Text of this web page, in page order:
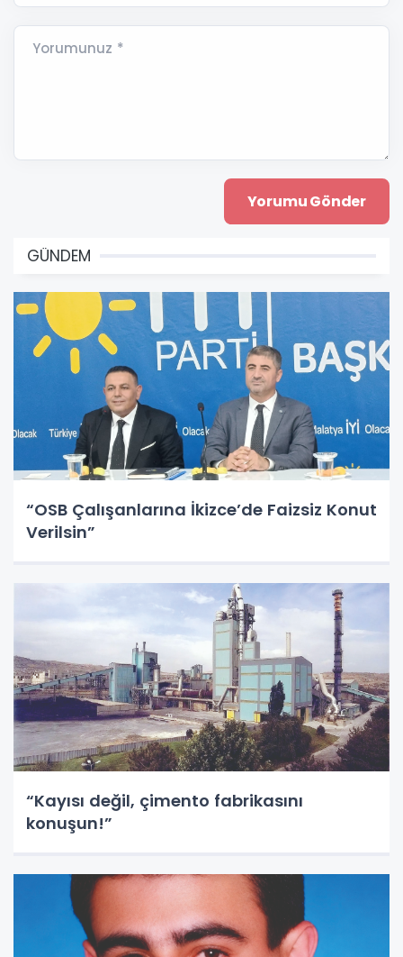
Yorumunuz *
GÜNDEM
“OSB Çalışanlarına İkizce’de Faizsiz Konut
Verilsin”
“Kayısı değil, çimento fabrikasını
konuşun!”